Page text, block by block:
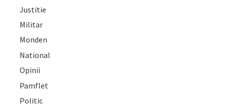
Justitie
Militar
Monden
National
Opinii
Pamflet
Politic